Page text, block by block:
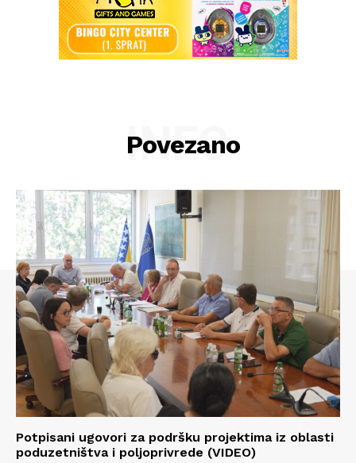
Info
O nama
Kontakt
Povezano
INFO
Potpisani ugovori za podršku projektima iz oblasti
poduzetništva i poljoprivrede (VIDEO)